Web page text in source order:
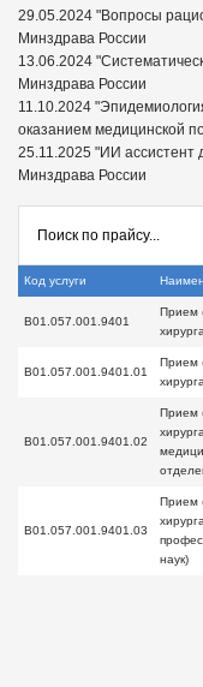
29.05.2024 "Вопросы
Минздрава России
13.06.2024
Минздрава России
11.10.2024
оказанием медицинской
25.11.2025 "ИИ
Минздрава России
Код услуги
B01.057.001.9401
Прием
хирурга
B01.057.001.9401.01
Прием
B01.057.001.9401.02
Прием
B01.057.001.9401.03
Прием
наук)